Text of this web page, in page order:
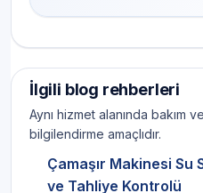
İlgili blog rehberleri
Aynı hizmet alanında bakım
bilgilendirme amaçlıdır.
Çamaşır Makinesi Su
ve Tahliye Kontrolü